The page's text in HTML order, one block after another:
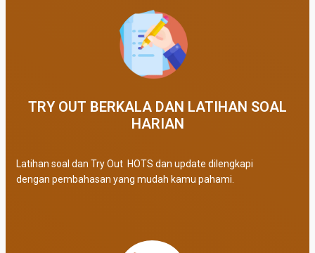
TRY OUT BERKALA DAN LATIHAN SOAL
HARIAN
Latihan soal dan Try Out HOTS dan update dilengkapi
dengan pembahasan yang mudah kamu pahami.